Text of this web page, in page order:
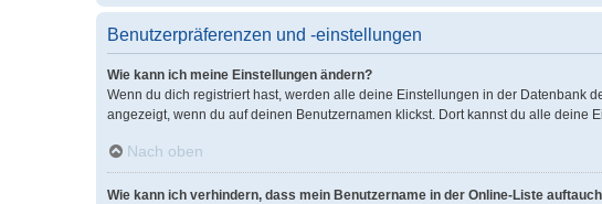
Benutzerpräferenzen und -einstellungen
Wie kann ich meine Einstellungen ändern?
Wenn du dich registriert hast, werden alle deine Einstellungen in der Datenbank
angezeigt, wenn du auf deinen Benutzernamen klickst. Dort kannst du alle deine
Nach oben
Wie kann ich verhindern, dass mein Benutzername in der Online-Liste